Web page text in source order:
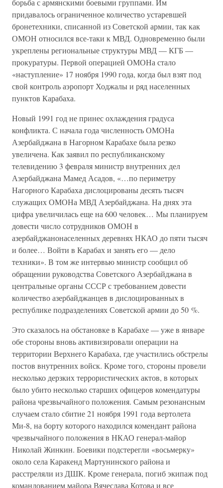
борьба с армянскими боевыми группами. Им
придавалось ограниченное количество устаревшей
бронетехники, списанной из Советской армии, так как
ОМОН относился все-таки к МВД. Одновременно были
укреплены региональные структуры МВД — КГБ —
прокуратуры. Первой операцией ОМОНа стало
«наступление» 17 ноября 1990 года, когда был взят под
свой контроль аэропорт Ходжалы и ряд населенных
пунктов Карабаха.
Новый 1991 год не принес охлаждения градуса
конфликта. С начала года численность ОМОНа
Азербайджана в Нагорном Карабахе была резко
увеличена. Как заявил по республиканскому
телевидению 3 февраля министр внутренних дел
Азербайджана Мамед Асадов, «…по периметру
Нагорного Карабаха дислоцированы десять тысяч
служащих ОМОНа МВД Азербайджана. На днях эта
цифра увеличилась еще на 600 человек… Мы планируем
довести число сотрудников ОМОН в
азербайджанонаселенных деревнях НКАО до пяти тысяч
и более… Войти в Карабах и занять его — дело
техники». В том же интервью министр сообщил об
обращении руководства Советского Азербайджана в
центральные органы СССР с требованием довести
количество азербайджанцев в дислоцированных в
республике подразделениях Советской армии до 50 %.
Это сказалось на обстановке в Карабахе — уже в январе
обе стороны вновь активизировали операции на
территории Верхнего Карабаха, где участились обстрелы
постов внутренних войск. Кроме того, стороны провели
несколько дерзких террористических актов, в которых
было убито несколько старших офицеров комендатуры
района чрезвычайного положения. Самым резонансным
случаем стало сбитие 21 ноября 1991 года вертолета
Ми-8, на борту которого находился комендант района
чрезвычайного положения в НКАО генерал-майор
Николай Жинкин. Боевики подстерегли «восьмерку»
около села Каракенд Мартунинского района и
расстреляли из ДШК. Кроме генерала, погиб экипаж под
командованием майора Вячеслава Котова и все